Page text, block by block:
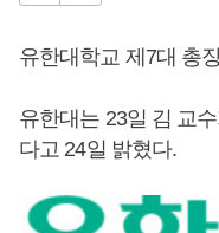
유한대학교 제7대 총
유한대는 23일 김 교
다고 24일 밝혔다.